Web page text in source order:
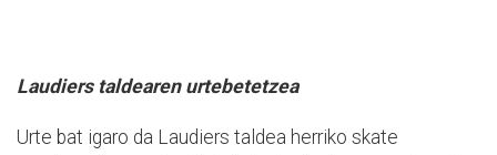
Laudiers taldearen urtebetetzea
Urte bat igaro da Laudiers taldea herriko skate